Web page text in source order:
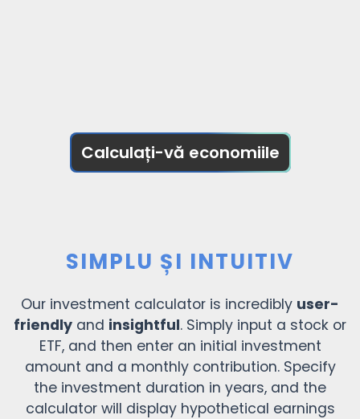
Calculați-vă economiile
SIMPLU ȘI INTUITIV
Our investment calculator is incredibly user-
friendly and insightful. Simply input a stock or
ETF, and then enter an initial investment
amount and a monthly contribution. Specify
the investment duration in years, and the
calculator will display hypothetical earnings